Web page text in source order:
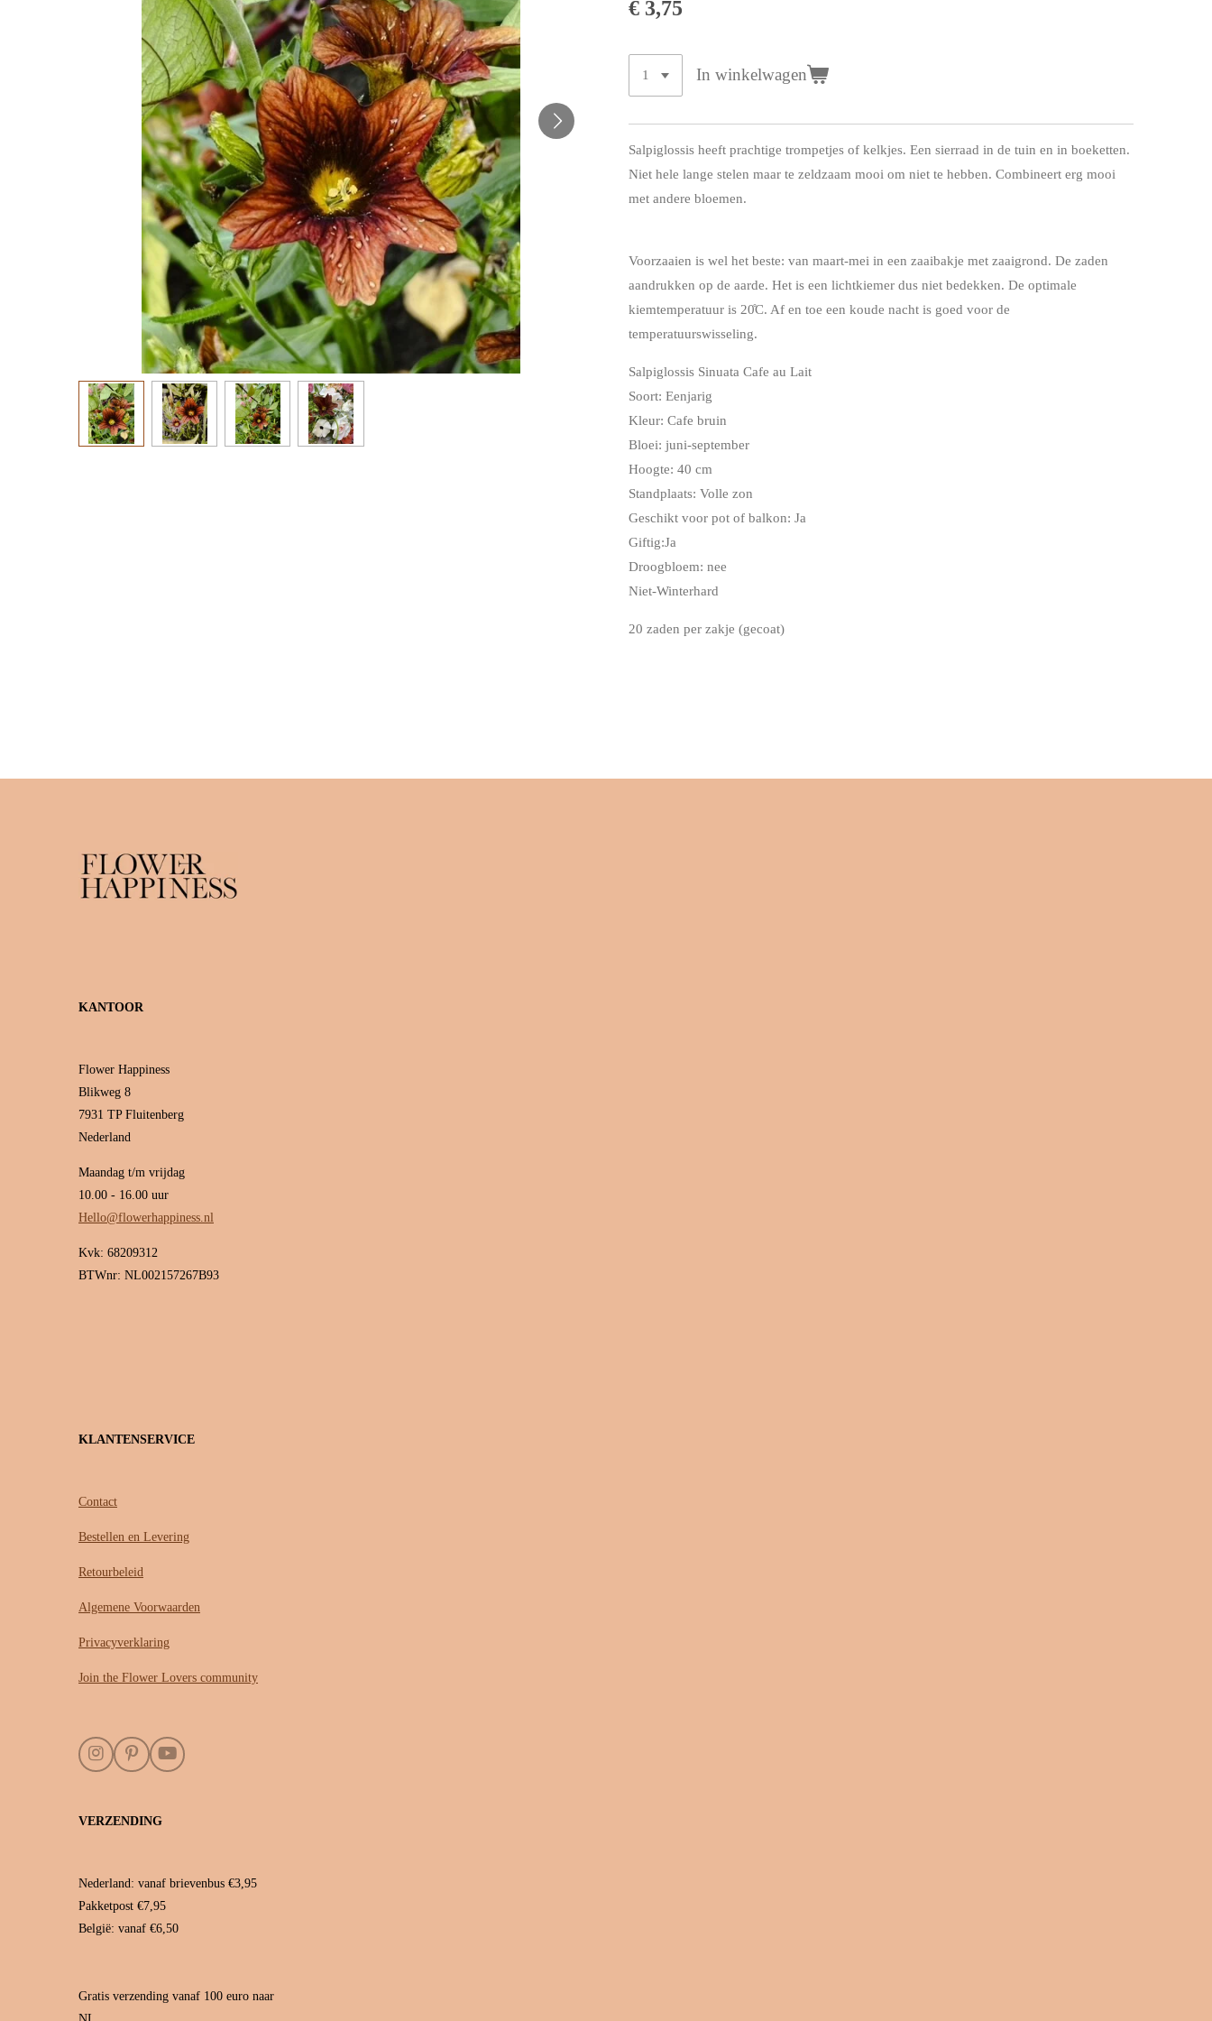
€ 3,75
In winkelwagen
Salpiglossis heeft prachtige trompetjes of kelkjes. Een sierraad in de tuin en in boeketten.
Niet hele lange stelen maar te zeldzaam mooi om niet te hebben. Combineert erg mooi
met andere bloemen.
Voorzaaien is wel het beste: van maart-mei in een zaaibakje met zaaigrond. De zaden
aandrukken op de aarde. Het is een lichtkiemer dus niet bedekken. De optimale
kiemtemperatuur is 20̊C. Af en toe een koude nacht is goed voor de
temperatuurswisseling.
Salpiglossis Sinuata Cafe au Lait
Soort: Eenjarig
Kleur: Cafe bruin
Bloei: juni-september
Hoogte: 40 cm
Standplaats: Volle zon
Geschikt voor pot of balkon: Ja
Giftig:Ja
Droogbloem: nee
Niet-Winterhard
20 zaden per zakje (gecoat)
KANTOOR
Flower Happiness
Blikweg 8
7931 TP Fluitenberg
Nederland
Maandag t/m vrijdag
10.00 - 16.00 uur
Hello@flowerhappiness.nl
Kvk: 68209312
BTWnr: NL002157267B93
KLANTENSERVICE
Contact
Bestellen en Levering
Retourbeleid
Algemene Voorwaarden
Privacyverklaring
Join the Flower Lovers community
I
a
m
P
e
t
Y
VERZENDING
Nederland: vanaf brievenbus €3,95
Pakketpost €7,95
België: vanaf €6,50
Gratis verzending vanaf 100 euro naar